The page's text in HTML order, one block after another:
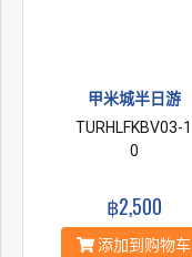
甲米城半日游
TURHLFKBV03-1
0
฿2,500
添加到购物车